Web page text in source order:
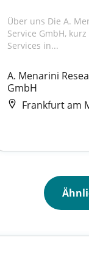
Über uns Die A.
Service GmbH,
Services in...
A. Menarini
GmbH
Frankfurt am